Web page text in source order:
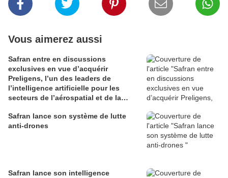
Vous aimerez aussi
Safran entre en discussions
exclusives en vue d’acquérir
Preligens, l’un des leaders de
l’intelligence artificielle pour les
secteurs de l’aérospatial et de la
Safran lance son système de lutte
anti-drones
Safran lance son intelligence